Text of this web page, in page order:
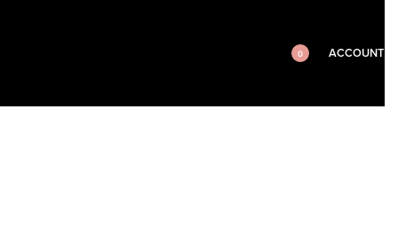
0 ACCOUNT